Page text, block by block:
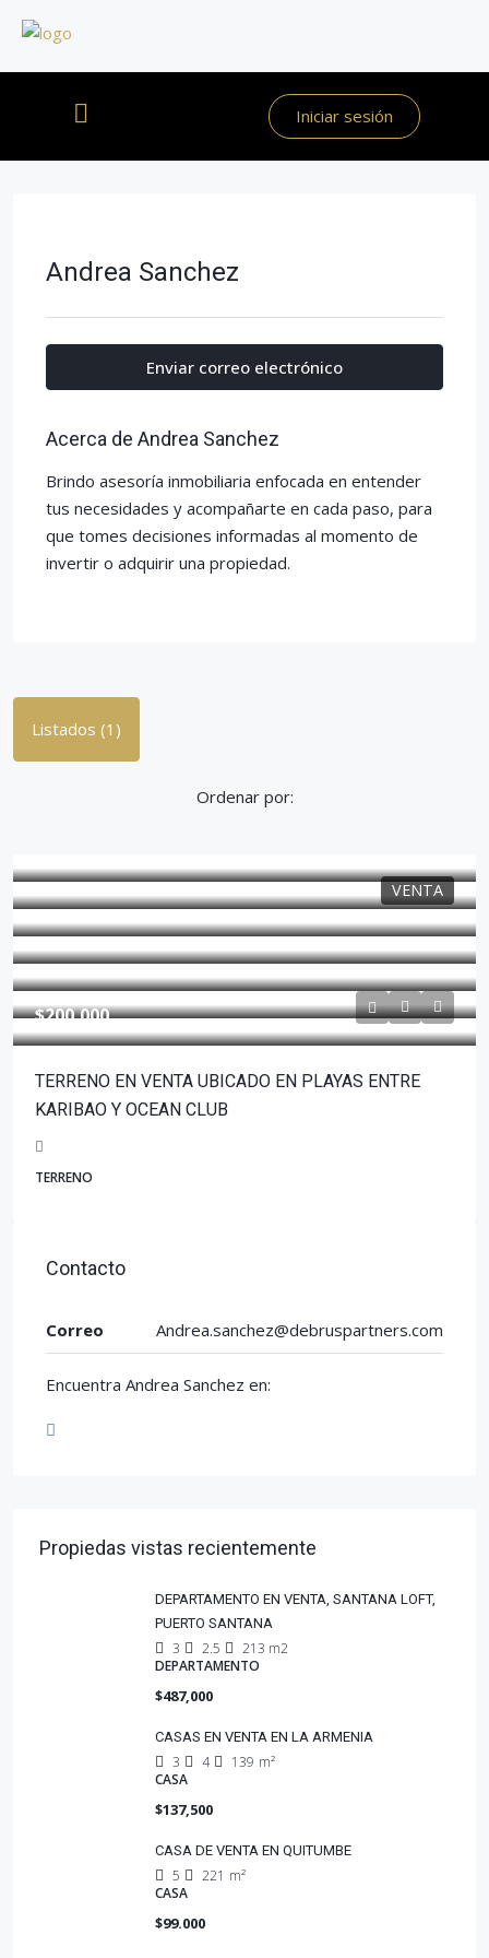
Iniciar sesión
Andrea Sanchez
Enviar correo electrónico
Acerca de Andrea Sanchez
Brindo asesoría inmobiliaria enfocada en entender
tus necesidades y acompañarte en cada paso, para
que tomes decisiones informadas al momento de
invertir o adquirir una propiedad.
Listados (1)
Ordenar por:
VENTA
$200,000
TERRENO EN VENTA UBICADO EN PLAYAS ENTRE
KARIBAO Y OCEAN CLUB
TERRENO
Contacto
Correo Andrea.sanchez@debruspartners.com
Encuentra Andrea Sanchez en:
Propiedas vistas recientemente
DEPARTAMENTO EN VENTA, SANTANA LOFT,
PUERTO SANTANA
3 2.5
213 m2
DEPARTAMENTO
$487,000
CASAS EN VENTA EN LA ARMENIA
3 4 139 m²
CASA
$137,500
CASA DE VENTA EN QUITUMBE
5 221 m²
CASA
$99.000